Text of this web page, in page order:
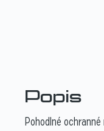
Popis
Pohodlné